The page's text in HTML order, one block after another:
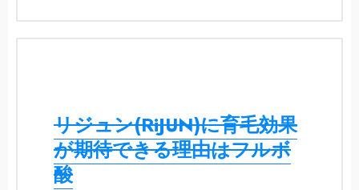
リジュン(RiJUN)に育毛効果
が期待できる理由はフルボ
酸